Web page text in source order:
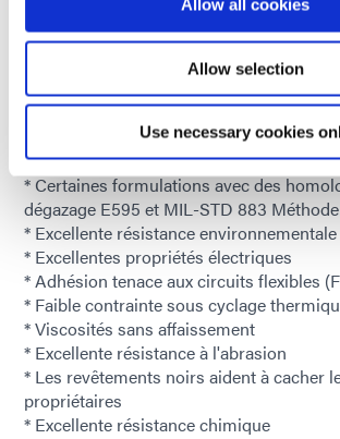
Allow all cookies
Allow selection
Use necessary cookies
plus d'être des formulations
Revêtements conformes
offrir aux utilisateurs des avantages
* Homologué IPC-CC-830, Mil-I-46058C
* Certaines formulations avec des
dégazage E595 et MIL-STD 883 Méthode
* Excellente résistance environnementale
* Excellentes propriétés électriques
* Adhésion tenace aux circuits flexibles
* Faible contrainte sous cyclage
* Viscosités sans affaissement
* Excellente résistance à l'abrasion
* Les revêtements noirs aident à cacher
propriétaires
* Excellente résistance chimique